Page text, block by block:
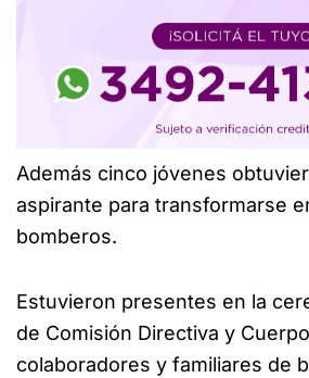
Además cinco jóvenes
aspirante para transformarse
bomberos.
Estuvieron presentes en la
de Comisión Directiva y
colaboradores y familiares de